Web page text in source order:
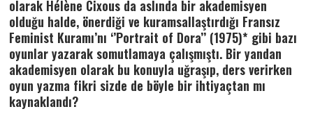
olarak Hélène Cixous da aslında bir akademisyen
olduğu halde, önerdiği ve kuramsallaştırdığı Fransız
Feminist Kuramı’nı ‘’Portrait of Dora’’ (1975)* gibi bazı
oyunlar yazarak somutlamaya çalışmıştı. Bir yandan
akademisyen olarak bu konuyla uğraşıp, ders verirken
oyun yazma fikri sizde de böyle bir ihtiyaçtan mı
kaynaklandı?